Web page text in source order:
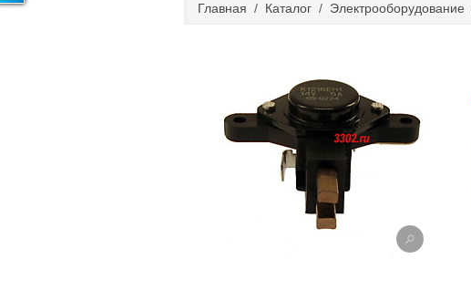
Главная / Каталог / Электрооборудование